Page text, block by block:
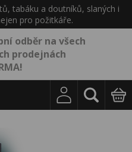
tabáku a doutníků, slaných i
pro požitkáře.
odběr na všech
prodejnách